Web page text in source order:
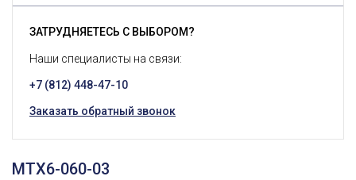
MTX6-060-03
ЗАТРУДНЯЕТЕСЬ С ВЫБОРОМ?
Наши специалисты на связи:
+7 (812) 448-47-10
Заказать обратный звонок